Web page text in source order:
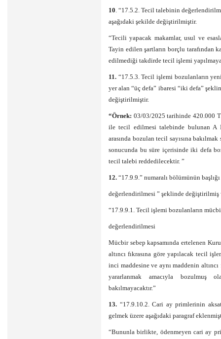
10. “17.5.2. Tecil talebinin
aşağıdaki şekilde değiştirilmiştir.
“Tecili yapacak makamlar, usul ve
Tayin edilen şartların borçlu tarafından
edilmediği takdirde tecil işlemi
11. “17.5.3. Tecil işlemi bozulanların
yer alan “üç defa” ibaresi “iki defa”
değiştirilmiştir.
“Örnek: 03/03/2025 tarihinde 420.000
ile tecil edilmesi talebinde bulunan
arasında bozulan tecil sayısına
sonucunda bu süre içerisinde iki defa
tecil talebi reddedilecektir. ”
12. “17.9.9.” numaralı bölümünün
değerlendirilmesi ” şeklinde değiştirilmiş
“17.9.9.1. Tecil işlemi bozulanların
değerlendirilmesi
Mücbir sebep kapsamında ertelenen
altıncı fıkrasına göre yapılacak tecil
inci maddesine ve aynı maddenin
yararlanmak amacıyla bozulmuş
bakılmayacaktır.”
13. “17.9.10.2. Cari ay primlerinin
gelmek üzere aşağıdaki paragraf
“Bununla birlikte, ödenmeyen cari ay